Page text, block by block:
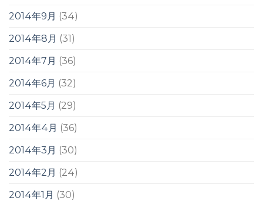
2014年9月 (34)
2014年8月 (31)
2014年7月 (36)
2014年6月 (32)
2014年5月 (29)
2014年4月 (36)
2014年3月 (30)
2014年2月 (24)
2014年1月 (30)